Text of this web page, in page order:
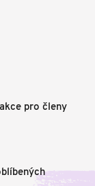
pro členy